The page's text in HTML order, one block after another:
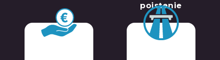
poistenie